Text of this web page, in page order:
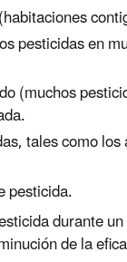
en
(muchos
tales como
pesticida.
durante
de la